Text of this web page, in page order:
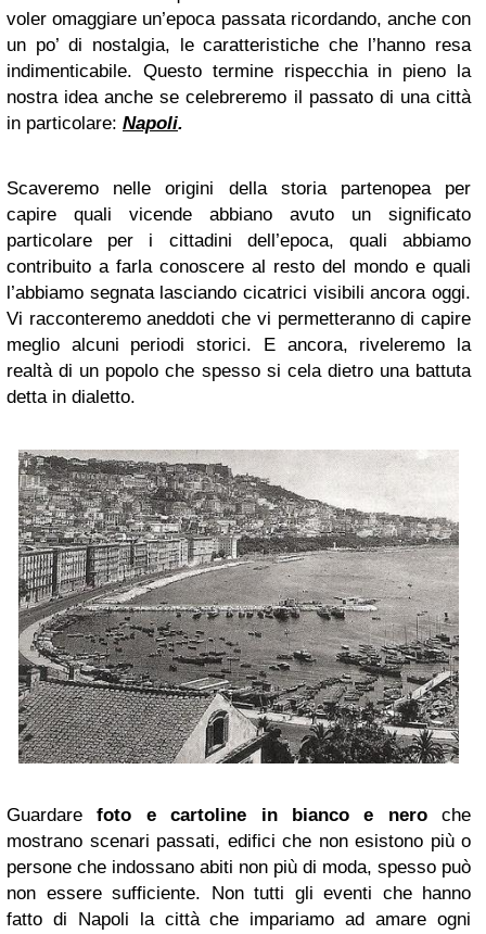
voler omaggiare un’epoca passata ricordando, anche con
un po’ di nostalgia, le caratteristiche che l’hanno resa
indimenticabile. Questo termine rispecchia in pieno la
nostra idea anche se celebreremo il passato di una città
in particolare: Napoli.
Scaveremo nelle origini della storia partenopea per
capire quali vicende abbiano avuto un significato
particolare per i cittadini dell’epoca, quali abbiamo
contribuito a farla conoscere al resto del mondo e quali
l’abbiamo segnata lasciando cicatrici visibili ancora oggi.
Vi racconteremo aneddoti che vi permetteranno di capire
meglio alcuni periodi storici. E ancora, riveleremo la
realtà di un popolo che spesso si cela dietro una battuta
detta in dialetto.
Guardarefoto e cartoline in bianco e neroche
mostrano scenari passati, edifici che non esistono più o
persone che indossano abiti non più di moda, spesso può
non essere sufficiente. Non tutti gli eventi che hanno
fatto di Napoli la città che impariamo ad amare ogni